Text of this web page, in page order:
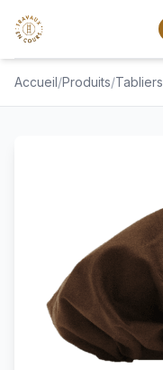
Accueil/Produits/Tabliers